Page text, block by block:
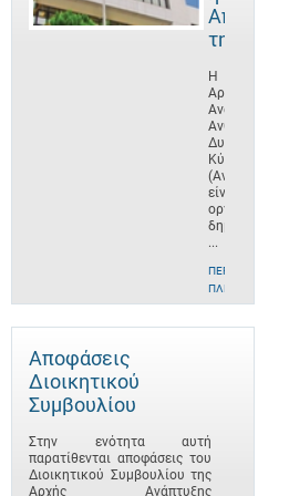
Αποστολή
της
Η
Αρχή
Ανάπτυξης
Ανθρώπινου
Δυναμικού
Κύπρου
(ΑνΑΔ)
είναι
οργανισμός
δημοσίου
...
ΠΕΡΙΣΣΌΤΕΡΕΣ
ΠΛΗΡΟΦΟΡΊΕΣ
Αποφάσεις
Διοικητικού
Συμβουλίου
Στην ενότητα αυτή
παρατίθενται αποφάσεις του
Διοικητικού Συμβουλίου της
Αρχής Ανάπτυξης